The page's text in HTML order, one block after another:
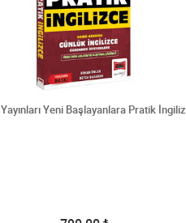
Yayınları Yeni Başlayanlara Pratik